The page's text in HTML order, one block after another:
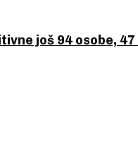
još 94 osobe,